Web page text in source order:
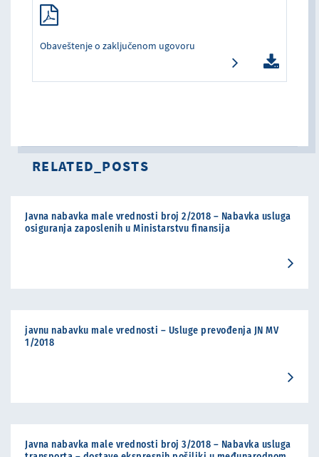
Obaveštenje o zaključenom ugovoru
RELATED_POSTS
Javna nabavka male vrednosti broj 2/2018 – Nabavka usluga
osiguranja zaposlenih u Ministarstvu finansija
javnu nabavku male vrednosti – Usluge prevođenja JN MV
1/2018
Javna nabavka male vrednosti broj 3/2018 – Nabavka usluga